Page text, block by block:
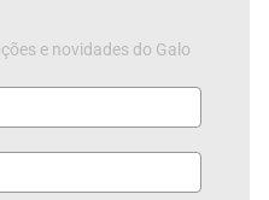
e novidades do Galo